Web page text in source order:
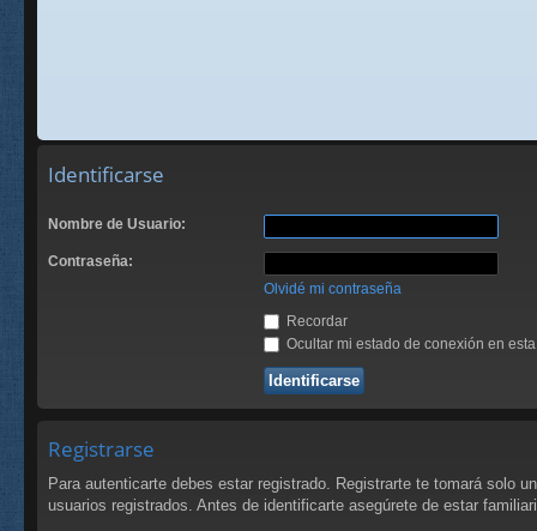
Identificarse
Nombre de Usuario:
Contraseña:
Olvidé mi contraseña
Recordar
Ocultar mi estado de conexión en
Registrarse
Para autenticarte debes estar registrado. Registrarte te tomará solo
usuarios registrados. Antes de identificarte asegúrete de estar